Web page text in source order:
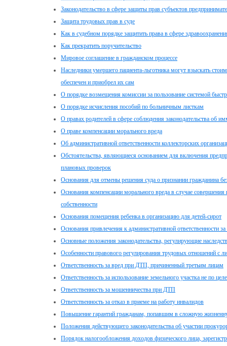
Законодательство в сфере защиты прав субъектов
Защита трудовых прав в суде
Как в судебном порядке защитить права в сфере
Как прекратить поручительство
Мировое соглашение в гражданском процессе
Наследники умершего пациента-льготника могут взыскать
обеспечен и приобрел их сам
О порядке возмещения комиссии за пользование системой
О порядке исчисления пособий по больничным листкам
О правах родителей в сфере соблюдения законодательства об
О праве компенсации морального вреда
Об административной ответственности коллекторских
Обстоятельства, являющиеся основанием для включения
плановых проверок
Основания для отмены решения суда о признании гражданина
Основания компенсации морального вреда в случае
собственности
Основания помещения ребенка в организацию для детей-сирот
Основания привлечения к административной ответственности
Основные положения законодательства, регулирующие
Особенности правового регулирования трудовых отношений с
Ответственность за вред при ДТП, причиненный третьим лицам
Ответственность за использование земельного участка не по
Ответственность за мошенничества при ДТП
Ответственность за отказ в приеме на работу инвалидов
Повышение гарантий гражданам, попавшим в сложную
Положения действующего законодательства об участии
Порядок налогообложения доходов физического лица,